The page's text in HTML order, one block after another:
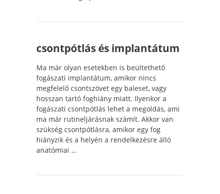
csontpótlás és implantátum
Ma már olyan esetekben is beültethető
fogászati implantátum, amikor nincs
megfelelő csontszövet egy baleset, vagy
hosszan tartó foghiány miatt. Ilyenkor a
fogászati csontpótlás lehet a megoldás, ami
ma már rutineljárásnak számít. Akkor van
szükség csontpótlásra, amikor egy fog
hiányzik és a helyén a rendelkezésre álló
anatómiai …